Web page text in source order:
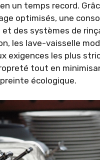
un temps record.
optimisés, une
et des systèmes de
les lave-vaisselle
exigences les plus
tout en
écologique.